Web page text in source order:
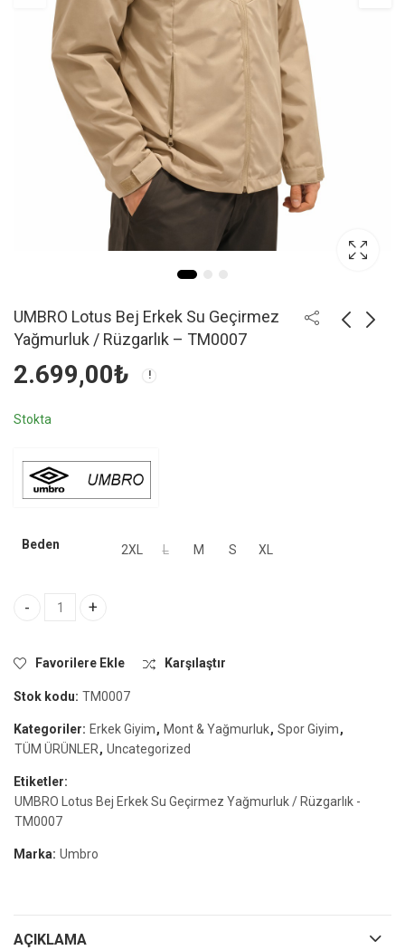
UMBRO Lotus Bej Erkek Su Geçirmez
Yağmurluk / Rüzgarlık – TM0007
2.699,00₺
Stokta
Beden 2XL L M S XL
UMBRO Lotus Bej Erkek Su Geçirmez Yağmurluk / Rüzgarlık -
Favorilere Ekle Karşılaştır
Stok kodu: TM0007
Kategoriler: Erkek Giyim, Mont & Yağmurluk, Spor Giyim,
TÜM ÜRÜNLER, Uncategorized
Etiketler:
UMBRO Lotus Bej Erkek Su Geçirmez Yağmurluk / Rüzgarlık -
TM0007
Marka: Umbro
AÇIKLAMA